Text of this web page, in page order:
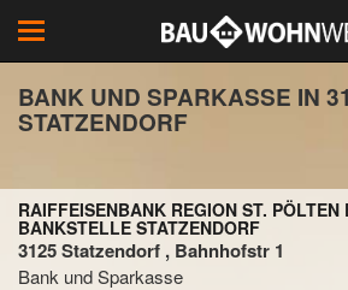
Toggle
navigation
BANK UND SPARKASSE IN
STATZENDORF
RAIFFEISENBANK REGION ST. PÖLTEN
BANKSTELLE STATZENDORF
3125 Statzendorf , Bahnhofstr 1
Bank und Sparkasse